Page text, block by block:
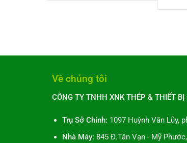
Về chúng tôi
CÔNG TY TNHH XNK THÉP & THIẾT
Trụ Sở Chính: 1097 Huỳnh Văn Lũy,
Nhà Máy: 845 Đ.Tân Vạn - Mỹ